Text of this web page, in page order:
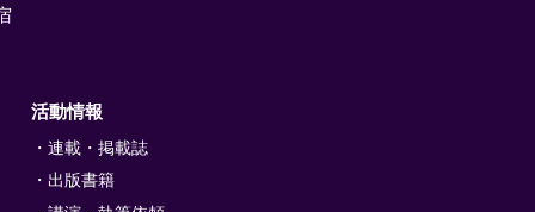
活動情報
連載・掲載誌
出版書籍